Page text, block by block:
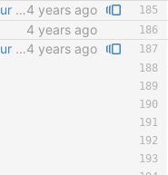
Modification ordre montage moteur Ajout détail montage moteur Velcro sur tendeur de chaine en important4 years ago
4 years ago
Modification ordre montage moteur Ajout détail montage moteur Velcro sur tendeur de chaine en important4 years ago